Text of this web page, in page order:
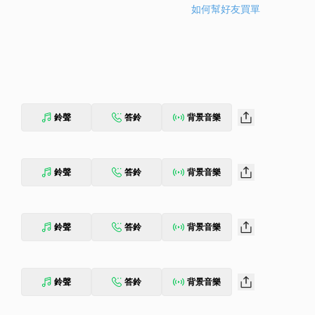
如何幫好友買單
鈴聲 答鈴 背景音樂
鈴聲 答鈴 背景音樂
鈴聲 答鈴 背景音樂
鈴聲 答鈴 背景音樂